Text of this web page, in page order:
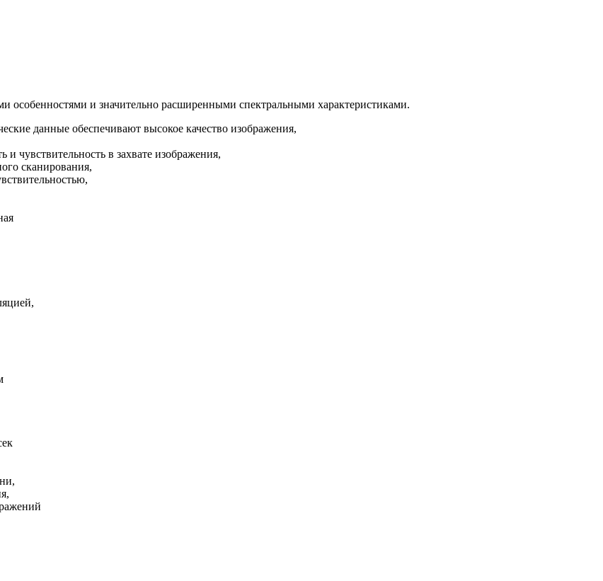
и значительно расширенными спектральными характеристиками.
данные обеспечивают высокое качество изображения,
и чувствительность в захвате изображения,
сканирования,